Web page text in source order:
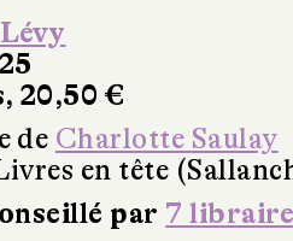
20,50 €
de Charlotte Saulay
en tête
par 7